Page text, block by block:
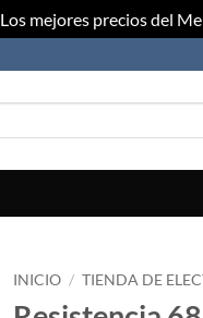
Los mejores precios del
INICIO / TIENDA DE